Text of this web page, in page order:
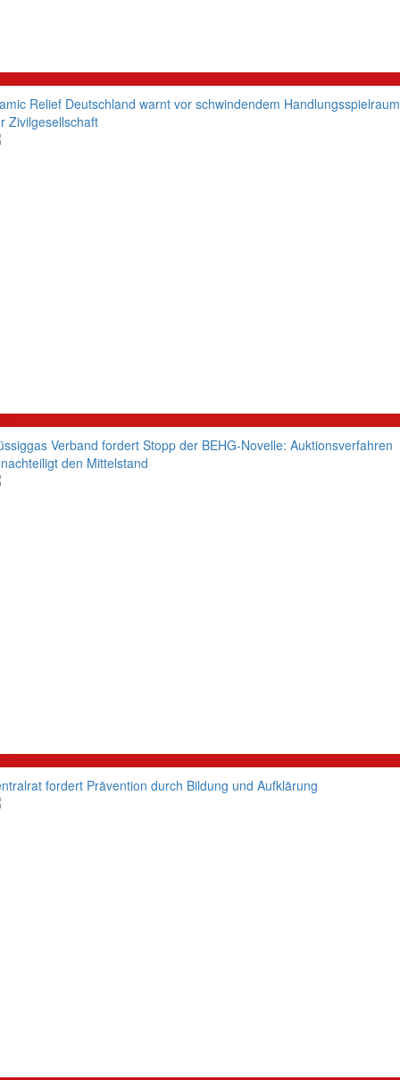
Relief Deutschland warnt vor schwindendem Handlungsspielraum
Zivilgesellschaft
Verband fordert Stopp der BEHG-Novelle: Auktionsverfahren
den Mittelstand
fordert Prävention durch Bildung und Aufklärung